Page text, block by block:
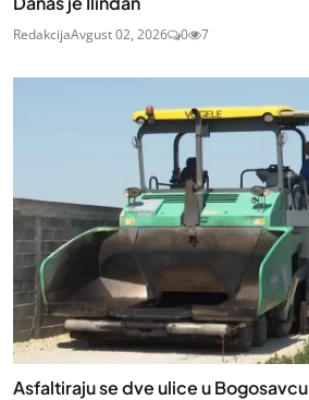
RedakcijaAvgust 02, 2026 0 7
Asfaltiraju se dve ulice u Bogosavcu